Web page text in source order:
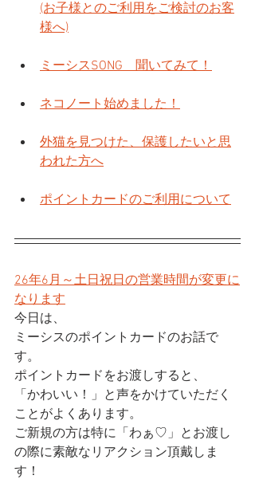
(お子様とのご利用をご検討のお客
様へ)
ミーシスSONG　聞いてみて！
ネコノート始めました！
外猫を見つけた、保護したいと思
われた方へ
ポイントカードのご利用について
26年6月～土日祝日の営業時間が変更に
なります
今日は、
ミーシスのポイントカードのお話で
す。
ポイントカードをお渡しすると、
「かわいい！」と声をかけていただく
ことがよくあります。
ご新規の方は特に「わぁ♡」とお渡し
の際に素敵なリアクション頂戴しま
す！